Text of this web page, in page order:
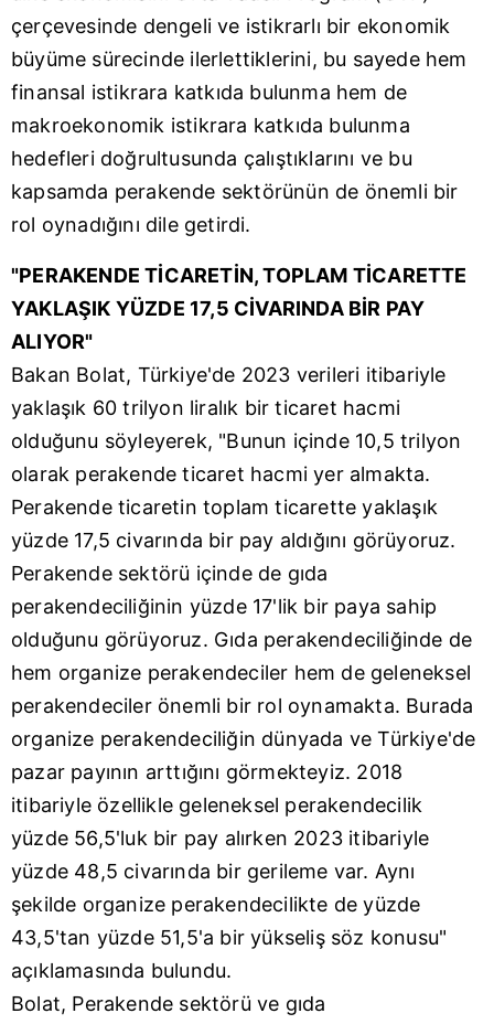
çerçevesinde dengeli ve istikrarlı bir ekonomik
büyüme sürecinde ilerlettiklerini, bu sayede hem
finansal istikrara katkıda bulunma hem de
makroekonomik istikrara katkıda bulunma
hedefleri doğrultusunda çalıştıklarını ve bu
kapsamda perakende sektörünün de önemli bir
rol oynadığını dile getirdi.
"PERAKENDE TİCARETİN, TOPLAM TİCARETTE
YAKLAŞIK YÜZDE 17,5 CİVARINDA BİR PAY
ALIYOR"
Bakan Bolat, Türkiye'de 2023 verileri itibariyle
yaklaşık 60 trilyon liralık bir ticaret hacmi
olduğunu söyleyerek, "Bunun içinde 10,5 trilyon
olarak perakende ticaret hacmi yer almakta.
Perakende ticaretin toplam ticarette yaklaşık
yüzde 17,5 civarında bir pay aldığını görüyoruz.
Perakende sektörü içinde de gıda
perakendeciliğinin yüzde 17'lik bir paya sahip
olduğunu görüyoruz. Gıda perakendeciliğinde de
hem organize perakendeciler hem de geleneksel
perakendeciler önemli bir rol oynamakta. Burada
organize perakendeciliğin dünyada ve Türkiye'de
pazar payının arttığını görmekteyiz. 2018
itibariyle özellikle geleneksel perakendecilik
yüzde 56,5'luk bir pay alırken 2023 itibariyle
yüzde 48,5 civarında bir gerileme var. Aynı
şekilde organize perakendecilikte de yüzde
43,5'tan yüzde 51,5'a bir yükseliş söz konusu"
açıklamasında bulundu.
Bolat, Perakende sektörü ve gıda